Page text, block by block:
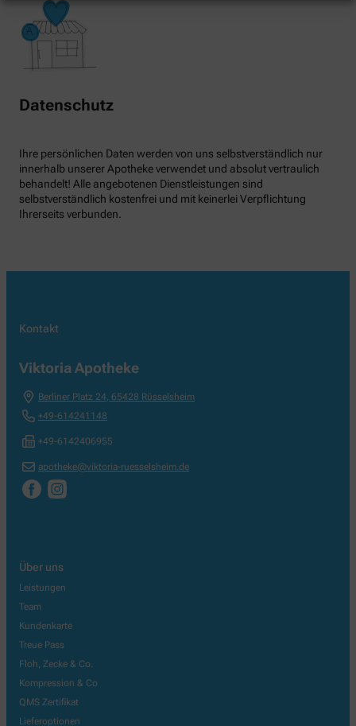
Datenschutz
Ihre persönlichen Daten werden von uns selbstverständlich nur
innerhalb unserer Apotheke verwendet und absolut vertraulich
behandelt! Alle angebotenen Dienstleistungen sind
selbstverständlich kostenfrei und mit keinerlei Verpflichtung
Ihrerseits verbunden.
Kontakt
Viktoria Apotheke
Berliner Platz 24, 65428 Rüsselsheim
+49-614241148
+49-6142406955
apotheke@viktoria-ruesselsheim.de
Über uns
Leistungen
Team
Kundenkarte
Treue Pass
Floh, Zecke & Co.
Kompression & Co
QMS Zertifikat
Lieferoptionen